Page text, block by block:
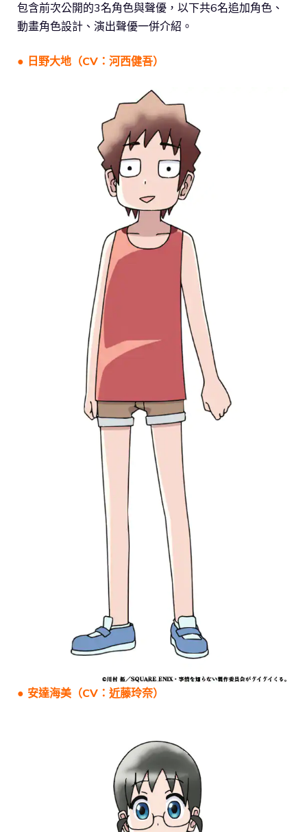
包含前次公開的3名角色與聲優，以下共6名追加角色、
動畫角色設計、演出聲優一併介紹。
● 日野大地（CV：河西健吾）
● 安達海美（CV：近藤玲奈）